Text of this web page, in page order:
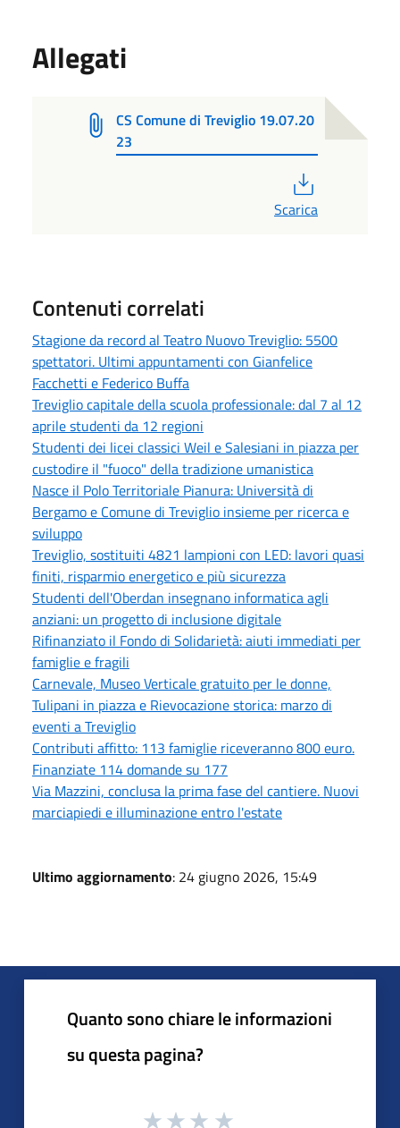
Allegati
CS Comune di Treviglio 19.07.20
23
Scarica
Contenuti correlati
Stagione da record al Teatro Nuovo Treviglio: 5500
spettatori. Ultimi appuntamenti con Gianfelice
Facchetti e Federico Buffa
Treviglio capitale della scuola professionale: dal 7 al 12
aprile studenti da 12 regioni
Studenti dei licei classici Weil e Salesiani in piazza per
custodire il "fuoco" della tradizione umanistica
Nasce il Polo Territoriale Pianura: Università di
Bergamo e Comune di Treviglio insieme per ricerca e
sviluppo
Treviglio, sostituiti 4821 lampioni con LED: lavori quasi
finiti, risparmio energetico e più sicurezza
Studenti dell'Oberdan insegnano informatica agli
anziani: un progetto di inclusione digitale
Rifinanziato il Fondo di Solidarietà: aiuti immediati per
famiglie e fragili
Carnevale, Museo Verticale gratuito per le donne,
Tulipani in piazza e Rievocazione storica: marzo di
eventi a Treviglio
Contributi affitto: 113 famiglie riceveranno 800 euro.
Finanziate 114 domande su 177
Via Mazzini, conclusa la prima fase del cantiere. Nuovi
marciapiedi e illuminazione entro l'estate
Ultimo aggiornamento: 24 giugno 2026, 15:49
Quanto sono chiare le informazioni
su questa pagina?